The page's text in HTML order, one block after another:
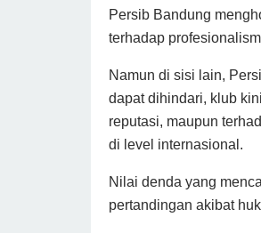
Persib Bandung
terhadap
Namun di sisi lain,
dapat dihindari, klub
reputasi, maupun
di level internasional.
Nilai denda yang
pertandingan akibat